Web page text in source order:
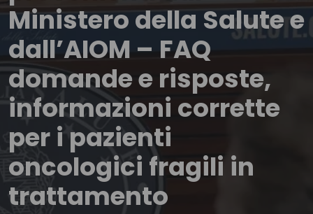
Ministero della Salute e
dall’AIOM – FAQ
domande e risposte,
informazioni corrette
per i pazienti
oncologici fragili in
trattamento